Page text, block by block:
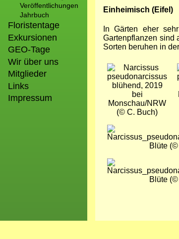
Veröffentlichungen
Jahrbuch
Floristentage
Exkursionen
GEO-Tage
Wir über uns
Mitglieder
Links
Impressum
Einheimisch (Eifel)
In Gärten eher
Gartenpflanzen sind
Sorten beruhen in
Bild
blühend, 2019
bei
Monschau/NRW
(© C. Buch)
Bild
Blüte
Bild
Blüte